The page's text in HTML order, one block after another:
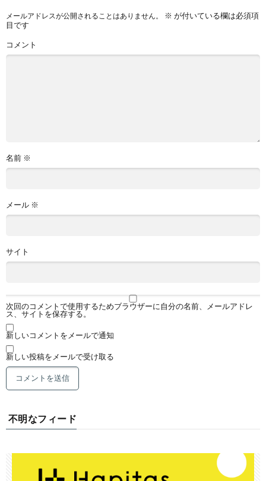
メールアドレスが公開されることはありません。 ※ が付いている欄は必須項
目です
コメント
名前 ※
メール ※
サイト
次回のコメントで使用するためブラウザーに自分の名前、メールアドレ
ス、サイトを保存する。
新しいコメントをメールで通知
新しい投稿をメールで受け取る
不明なフィード